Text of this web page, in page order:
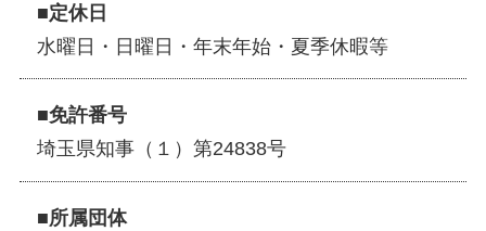
■定休日
水曜日・日曜日・年末年始・夏季休暇等
■免許番号
埼玉県知事（１）第24838号
■所属団体